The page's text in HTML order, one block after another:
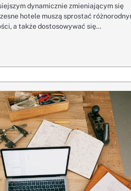
dynamicznie zmieniającym się
hotele muszą sprostać
a także dostosowywać się…